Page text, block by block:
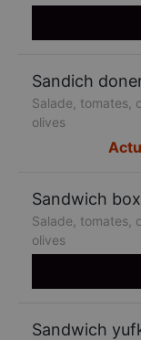
Sandich
Salade, tomates,
olives
Sandwich
Salade, tomates,
olives
Sandwich